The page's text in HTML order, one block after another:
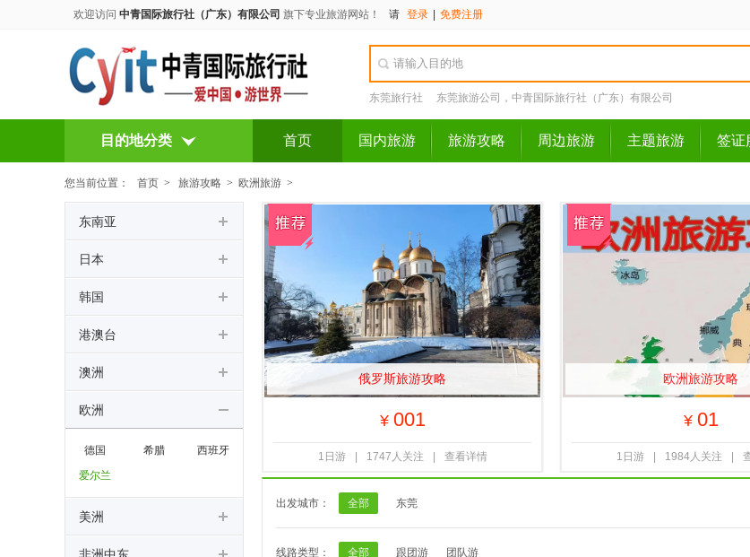
欢迎访问 中青国际旅行社（广东）有限公司 旗下专业旅游网站！ 请 登录 免费注册
东莞旅行社 东莞旅游公司，中青国际旅行社（广东）有限公司
目的地分类 首页 国内旅游 旅游攻略 周边旅游 主题旅游 签证
您当前位置： 首页 > 旅游攻略 > 欧洲旅游 >
俄罗斯旅游攻略
¥ 001
1日游 1747人关注 查看详情
欧洲旅游攻略
¥ 01
1日游 1984人关注
出发城市： 全部 东莞
线路类型： 全部 跟团游 团队游
东南亚
日本
韩国
港澳台
澳洲
欧洲
德国 希腊
西班牙
爱尔兰
美洲